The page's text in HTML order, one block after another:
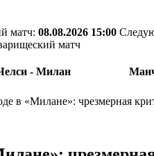
матч: 08.08.2026 15:00
матч
- Милан
в «Милане»: чрезмерная